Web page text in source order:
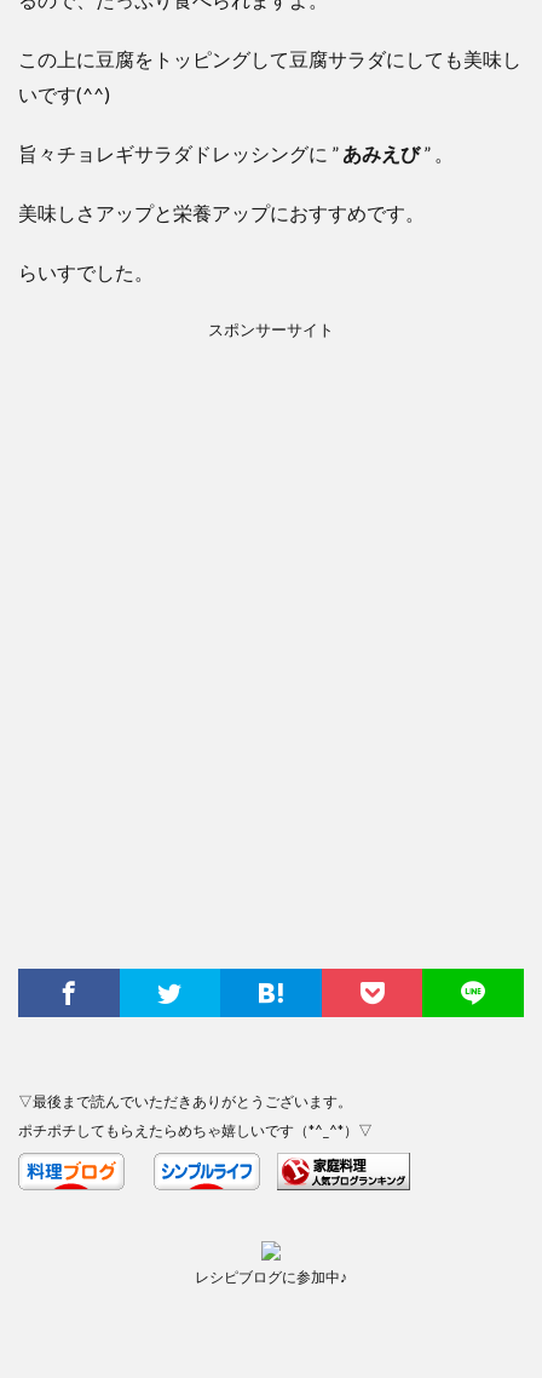
この上に豆腐をトッピングして豆腐サラダにしても美味し
いです(^^)
旨々チョレギサラダドレッシングに ” あみえび” 。
美味しさアップと栄養アップにおすすめです。
らいすでした。
スポンサーサイト
▽最後まで読んでいただきありがとうございます。
ポチポチしてもらえたらめちゃ嬉しいです（*^_^*）▽
レシピブログに参加中♪